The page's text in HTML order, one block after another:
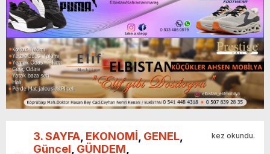
3. SAYFA EKONOMİ GENEL
Güncel GÜNDEM
kez okundu.